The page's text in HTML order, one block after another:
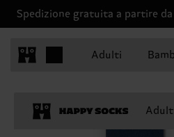
Spedizione gratuita a partire da
Adulti